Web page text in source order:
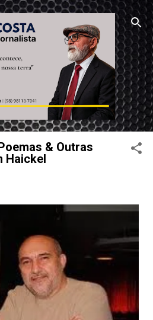
conteúdo principal
& Outras
Haickel